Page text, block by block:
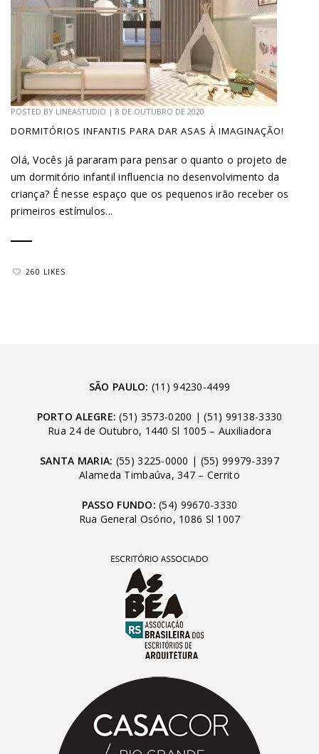
POSTED BY LINEASTUDIO | 8 DE OUTUBRO DE 2020
DORMITÓRIOS INFANTIS PARA DAR ASAS À IMAGINAÇÃO!
Olá, Vocês já pararam para pensar o quanto o projeto de
um dormitório infantil influencia no desenvolvimento da
criança? É nesse espaço que os pequenos irão receber os
primeiros estímulos...
260 LIKES
SÃO PAULO: (11) 94230-4499
PORTO ALEGRE: (51) 3573-0200 |(51) 99138-3330
Rua 24 de Outubro, 1440 Sl 1005 – Auxiliadora
SANTA MARIA: (55) 3225-0000 | (55) 99979-3397
Alameda Timbaúva, 347 – Cerrito
PASSO FUNDO: (54) 99670-3330
Rua General Osório, 1086 Sl 1007